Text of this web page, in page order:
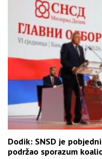
Dodik: SNSD je
podržao sporazum